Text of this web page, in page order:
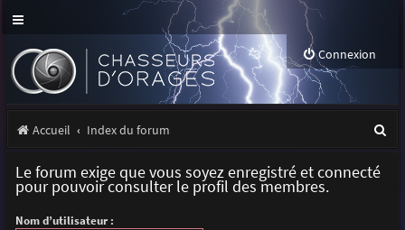
Connexion
Accueil Index du forum
Le forum exige que vous soyez enregistré et connecté
pour pouvoir consulter le profil des membres.
Nom d’utilisateur :